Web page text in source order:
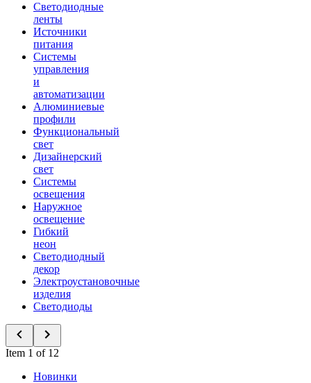
Светодиодные
ленты
Источники
питания
Системы
управления
и
автоматизации
Алюминиевые
профили
Функциональный
свет
Дизайнерский
свет
Системы
освещения
Наружное
освещение
Гибкий
неон
Светодиодный
декор
Электроустановочные
изделия
Светодиоды
Item 1 of 12
Новинки